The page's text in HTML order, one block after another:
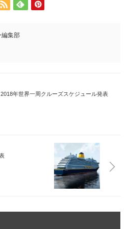
編集部
年世界一周クルーズスケジュール発表